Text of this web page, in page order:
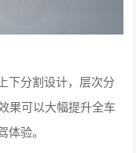
下分割设计，层次分
果可以大幅提升全车
验。